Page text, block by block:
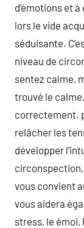
d’émotions et
lors le vide
séduisante.
niveau de
sentez calme,
trouvé le
correctement.
relâcher les
développer
vous convient
vous aidera
stress, le émoi,